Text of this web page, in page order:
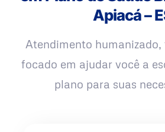
Apiacá –
Atendimento
focado em ajudar você a
plano para suas